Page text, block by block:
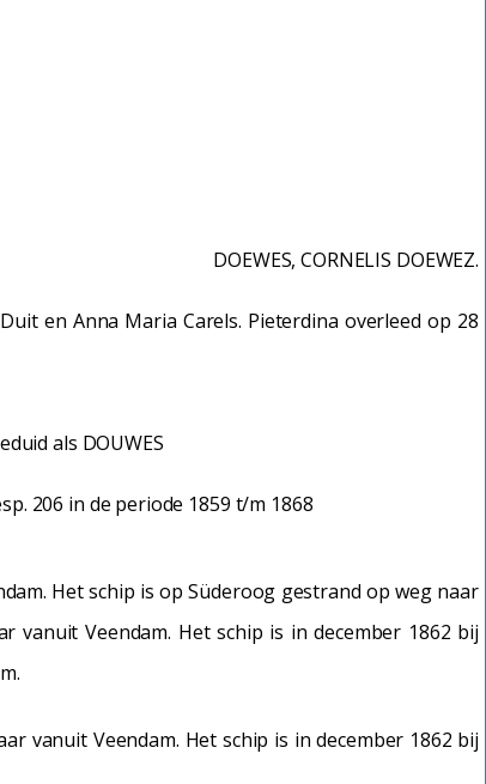
DOEWES, CORNELIS DOEWEZ.
en Anna Maria Carels. Pieterdina overleed op 28
als DOUWES
206 in de periode 1859 t/m 1868
Het schip is op Süderoog gestrand op weg naar
Veendam. Het schip is in december 1862 bij
vanuit Veendam. Het schip is in december 1862 bij